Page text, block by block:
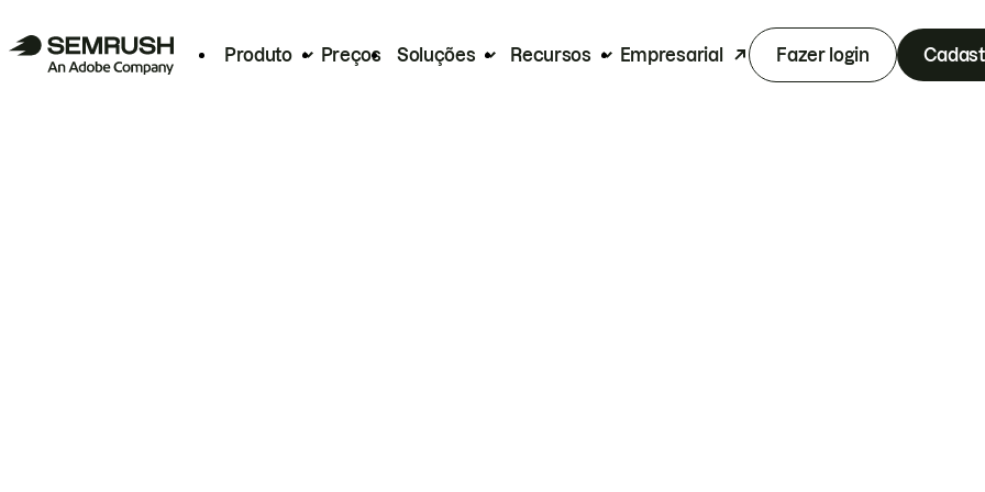
Produto Preços Soluções Recursos Empresarial Fazer login